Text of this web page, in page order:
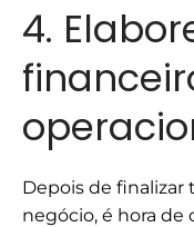
4.
Depois de finalizar
negócio, é hora de